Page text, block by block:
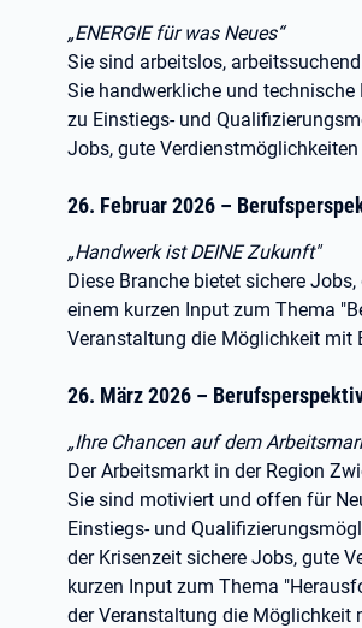
„ENERGIE für was Neues“
Sie sind arbeitslos,
Sie handwerkliche und
zu Einstiegs- und
Jobs, gute
26. Februar 2026 –
„Handwerk ist DEINE Zukunft"
Diese Branche bietet sichere
einem kurzen Input zum Thema
Veranstaltung die Möglichkeit mit
26. März 2026 –
„Ihre Chancen auf dem
Der Arbeitsmarkt in der Region
Sie sind motiviert und offen für
Einstiegs- und
der Krisenzeit sichere Jobs, gute
kurzen Input zum Thema
der Veranstaltung die Möglichkeit